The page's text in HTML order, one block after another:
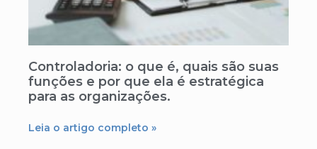
Controladoria: o que é, quais são suas
funções e por que ela é estratégica
para as organizações.
Leia o artigo completo »